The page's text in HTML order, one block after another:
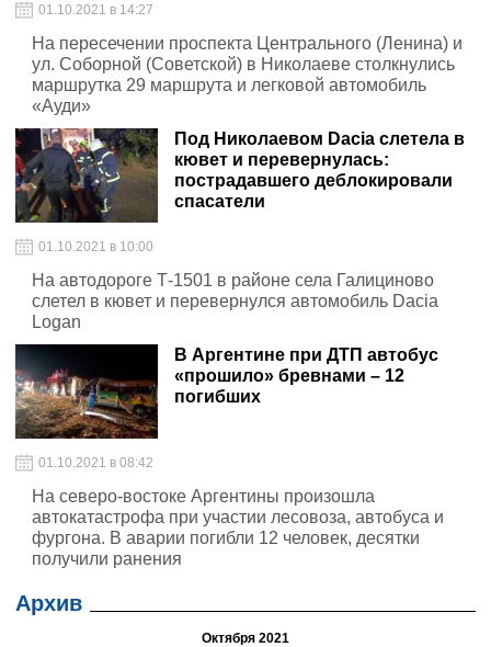
01.10.2021 в 14:27
На пересечении проспекта Центрального (Ленина) и
ул. Соборной (Советской) в Николаеве столкнулись
маршрутка 29 маршрута и легковой автомобиль
«Ауди»
Под Николаевом Dacia слетела в
кювет и перевернулась:
пострадавшего деблокировали
спасатели
01.10.2021 в 10:00
На автодороге Т-1501 в районе села Галициново
слетел в кювет и перевернулся автомобиль Dacia
Logan
В Аргентине при ДТП автобус
«прошило» бревнами – 12
погибших
01.10.2021 в 08:42
На северо-востоке Аргентины произошла
автокатастрофа при участии лесовоза, автобуса и
фургона. В аварии погибли 12 человек, десятки
получили ранения
Архив
Октября 2021